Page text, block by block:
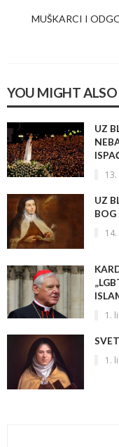
MUŠKARCI I
YOU MIGHT ALSO
UZ
UZ
BOG
1.
1.